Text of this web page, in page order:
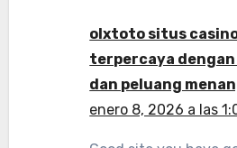
olxtoto situs
terpercaya dengan
dan peluang
enero 8, 2026 a las